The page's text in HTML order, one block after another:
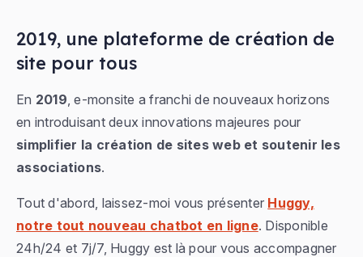
2019, une plateforme de création de
site pour tous
En 2019 , e-monsite a franchi de nouveaux horizons
en introduisant deux innovations majeures pour
simplifier la création de sites web et soutenir les
associations.
Tout d'abord, laissez-moi vous présenter Huggy,
notre tout nouveau chatbot en ligne. Disponible
24h/24 et 7j/7, Huggy est là pour vous accompagner